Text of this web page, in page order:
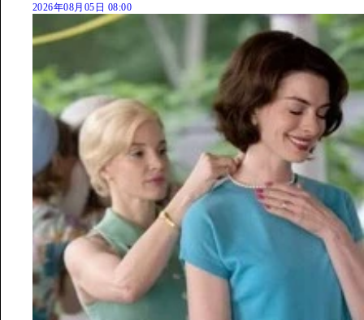
2026年08月05日 08:00